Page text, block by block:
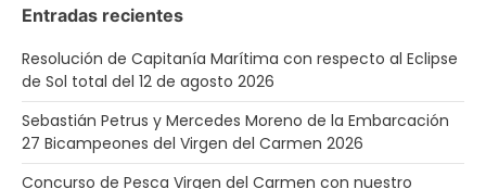
Entradas recientes
Resolución de Capitanía Marítima con respecto al Eclipse
de Sol total del 12 de agosto 2026
Sebastián Petrus y Mercedes Moreno de la Embarcación
27 Bicampeones del Virgen del Carmen 2026
Concurso de Pesca Virgen del Carmen con nuestro